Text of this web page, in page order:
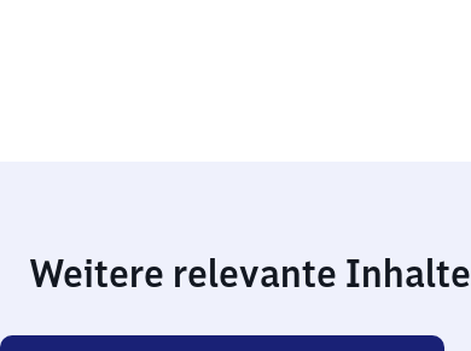
Weitere relevante Inhalte